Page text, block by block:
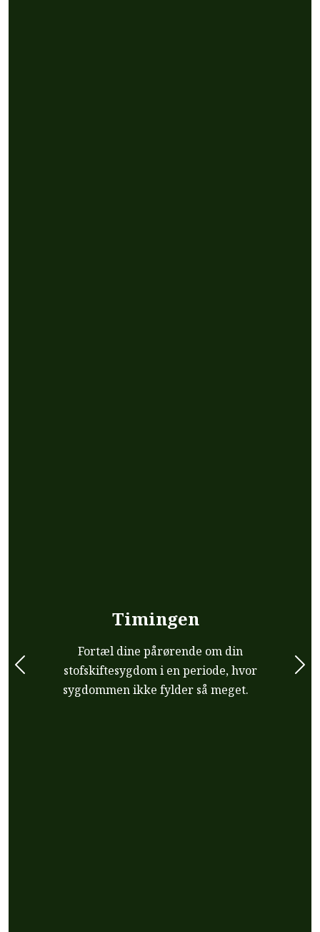
Previous
Timingen
Fortæl dine pårørende om din
stofskiftesygdom i en periode, hvor
sygdommen ikke fylder så meget.